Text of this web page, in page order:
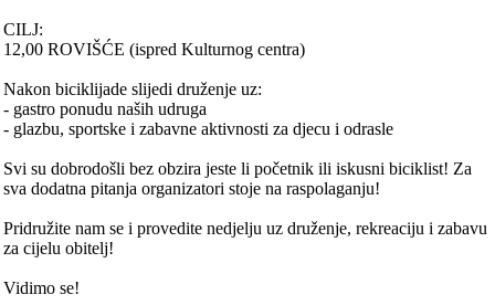
CILJ:
12,00 ROVIŠĆE (ispred Kulturnog centra)
Nakon biciklijade slijedi druženje uz:
- gastro ponudu naših udruga
- glazbu, sportske i zabavne aktivnosti za djecu i odrasle
Svi su dobrodošli bez obzira jeste li početnik ili iskusni biciklist! Za
sva dodatna pitanja organizatori stoje na raspolaganju!
Pridružite nam se i provedite nedjelju uz druženje, rekreaciju i zabavu
za cijelu obitelj!
Vidimo se!